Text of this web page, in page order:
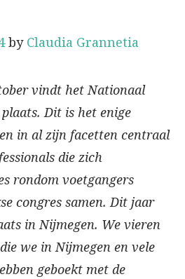
by Claudia Grannetia
vindt het Nationaal
Dit is het enige
in al zijn facetten centraal
die zich
rondom voetgangers
congres samen. Dit jaar
in Nijmegen. We vieren
we in Nijmegen en vele
geboekt met de